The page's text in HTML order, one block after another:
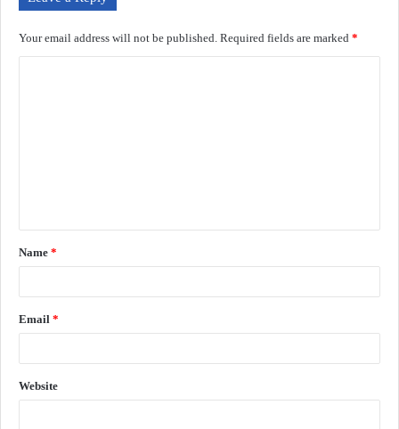
Your email address will not be published. Required fields are marked *
Name *
Email *
Website